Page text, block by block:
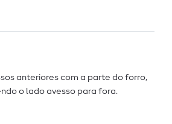
anteriores com a parte do forro,
o lado avesso para fora.